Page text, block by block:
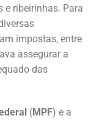
e ribeirinhas. Para
impostas, entre
assegurar a
das
(MPF) e a